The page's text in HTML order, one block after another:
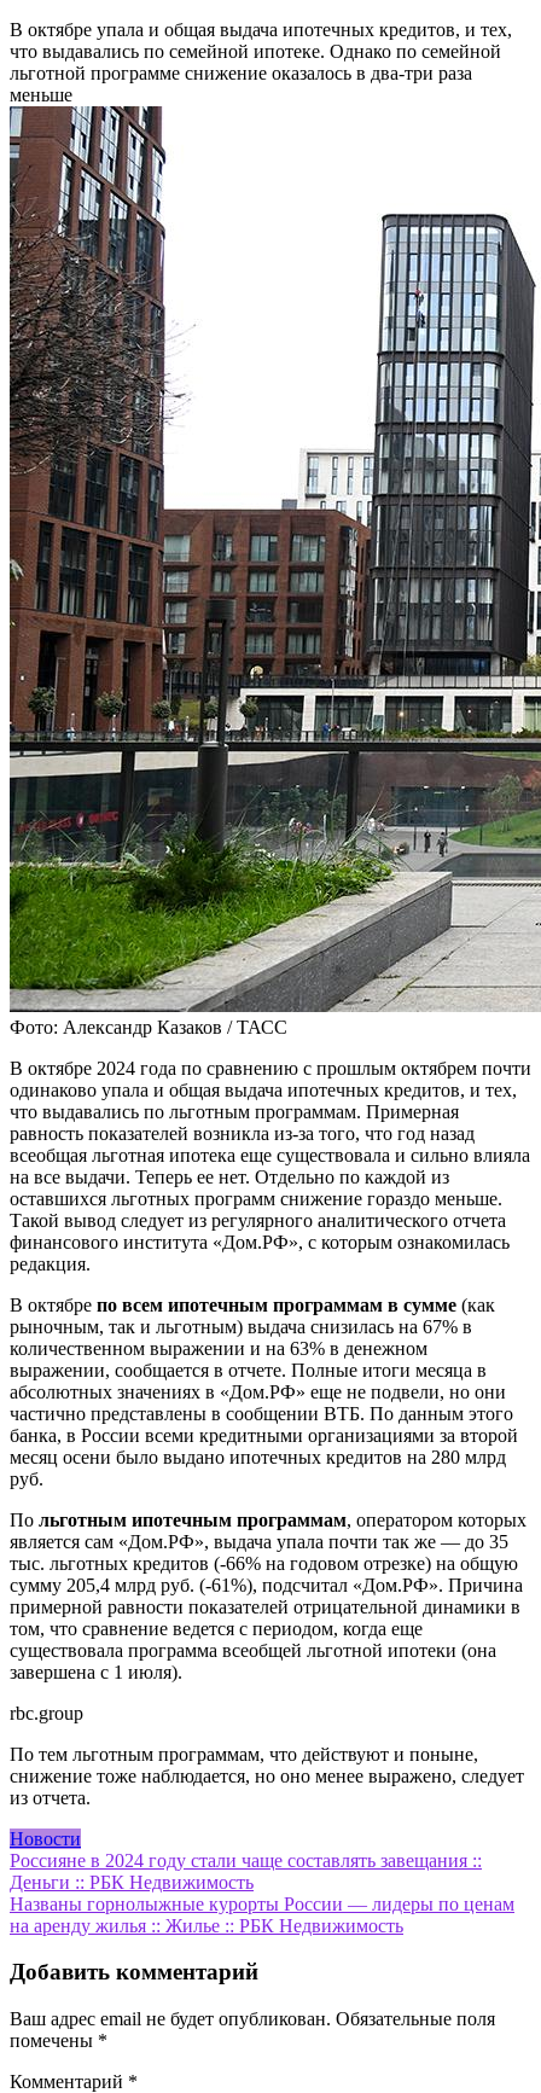
В октябре упала и общая выдача ипотечных кредитов, и тех,
что выдавались по семейной ипотеке. Однако по семейной
льготной программе снижение оказалось в два-три раза
меньше
Фото: Александр Казаков / ТАСС
В октябре 2024 года по сравнению с прошлым октябрем почти
одинаково упала и общая выдача ипотечных кредитов, и тех,
что выдавались по льготным программам. Примерная
равность показателей возникла из-за того, что год назад
всеобщая льготная ипотека еще существовала и сильно влияла
на все выдачи. Теперь ее нет. Отдельно по каждой из
оставшихся льготных программ снижение гораздо меньше.
Такой вывод следует из регулярного аналитического отчета
финансового института «Дом.РФ», с которым ознакомилась
редакция.
В октябре по всем ипотечным программам в сумме (как
рыночным, так и льготным) выдача снизилась на 67% в
количественном выражении и на 63% в денежном
выражении, сообщается в отчете. Полные итоги месяца в
абсолютных значениях в «Дом.РФ» еще не подвели, но они
частично представлены в сообщении ВТБ. По данным этого
банка, в России всеми кредитными организациями за второй
месяц осени было выдано ипотечных кредитов на 280 млрд
руб.
По льготным ипотечным программам, оператором которых
является сам «Дом.РФ», выдача упала почти так же — до 35
тыс. льготных кредитов (-66% на годовом отрезке) на общую
сумму 205,4 млрд руб. (-61%), подсчитал «Дом.РФ». Причина
примерной равности показателей отрицательной динамики в
том, что сравнение ведется с периодом, когда еще
существовала программа всеобщей льготной ипотеки (она
завершена с 1 июля).
rbc.group
По тем льготным программам, что действуют и поныне,
снижение тоже наблюдается, но оно менее выражено, следует
из отчета.
Новости
Навигация
по
записям
Россияне в 2024 году стали чаще составлять завещания ::
Деньги :: РБК Недвижимость
Названы горнолыжные курорты России — лидеры по ценам
на аренду жилья :: Жилье :: РБК Недвижимость
Добавить комментарий
Ваш адрес email не будет опубликован. Обязательные поля
помечены *
Комментарий *